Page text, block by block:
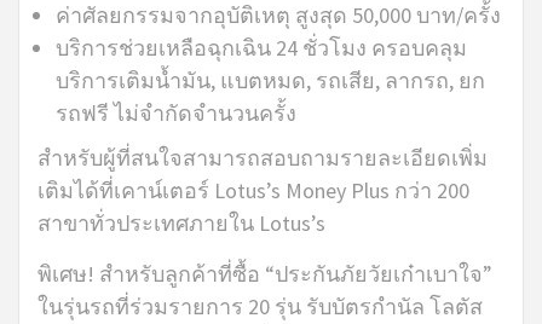
ค่าศัลยกรรมจากอุบัติเหตุ สูงสุด 50,000 บาท/ครั้ง
บริการช่วยเหลือฉุกเฉิน 24 ชั่วโมง ครอบคลุม
บริการเติมน้ำมัน, แบตหมด, รถเสีย, ลากรถ, ยก
รถฟรี ไม่จำกัดจำนวนครั้ง
สำหรับผู้ที่สนใจสามารถสอบถามรายละเอียดเพิ่ม
เติมได้ที่เคาน์เตอร์ Lotus’s Money Plus กว่า 200
สาขาทั่วประเทศภายใน Lotus’s
พิเศษ! สำหรับลูกค้าที่ซื้อ “ประกันภัยวัยเก๋าเบาใจ”
ในรุ่นรถที่ร่วมรายการ 20 รุ่น รับบัตรกำนัล โลตัส